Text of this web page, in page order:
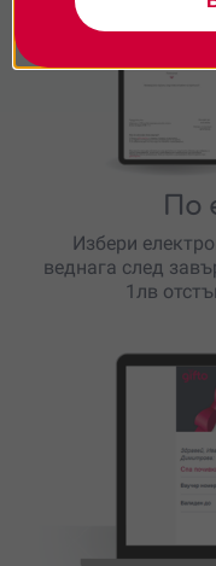
По
Избери
веднага след
1лв